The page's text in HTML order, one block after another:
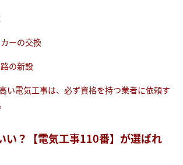
ーの交換
の新設
い電気工事は、必ず資格を持つ業者に依頼す
い？【電気工事110番】が選ばれ